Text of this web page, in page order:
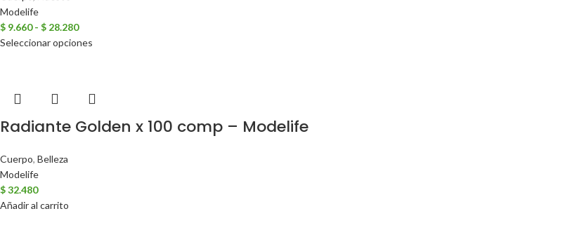
Modelife
$ 9.660 - $ 28.280
Seleccionar opciones
Radiante Golden x 100 comp – Modelife
Cuerpo, Belleza
Modelife
$32.480
Añadir al carrito